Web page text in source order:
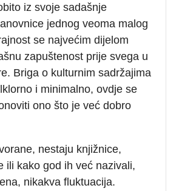
iz svoje sadašnje
jednog veoma malog
se najvećim dijelom
zapuštenost prije svega u
Briga o kulturnim sadržajima
i minimalno, ovdje se
ono što je već dobro
nestaju knjižnice,
ili kako god ih već nazivali,
nikakva fluktuacija.